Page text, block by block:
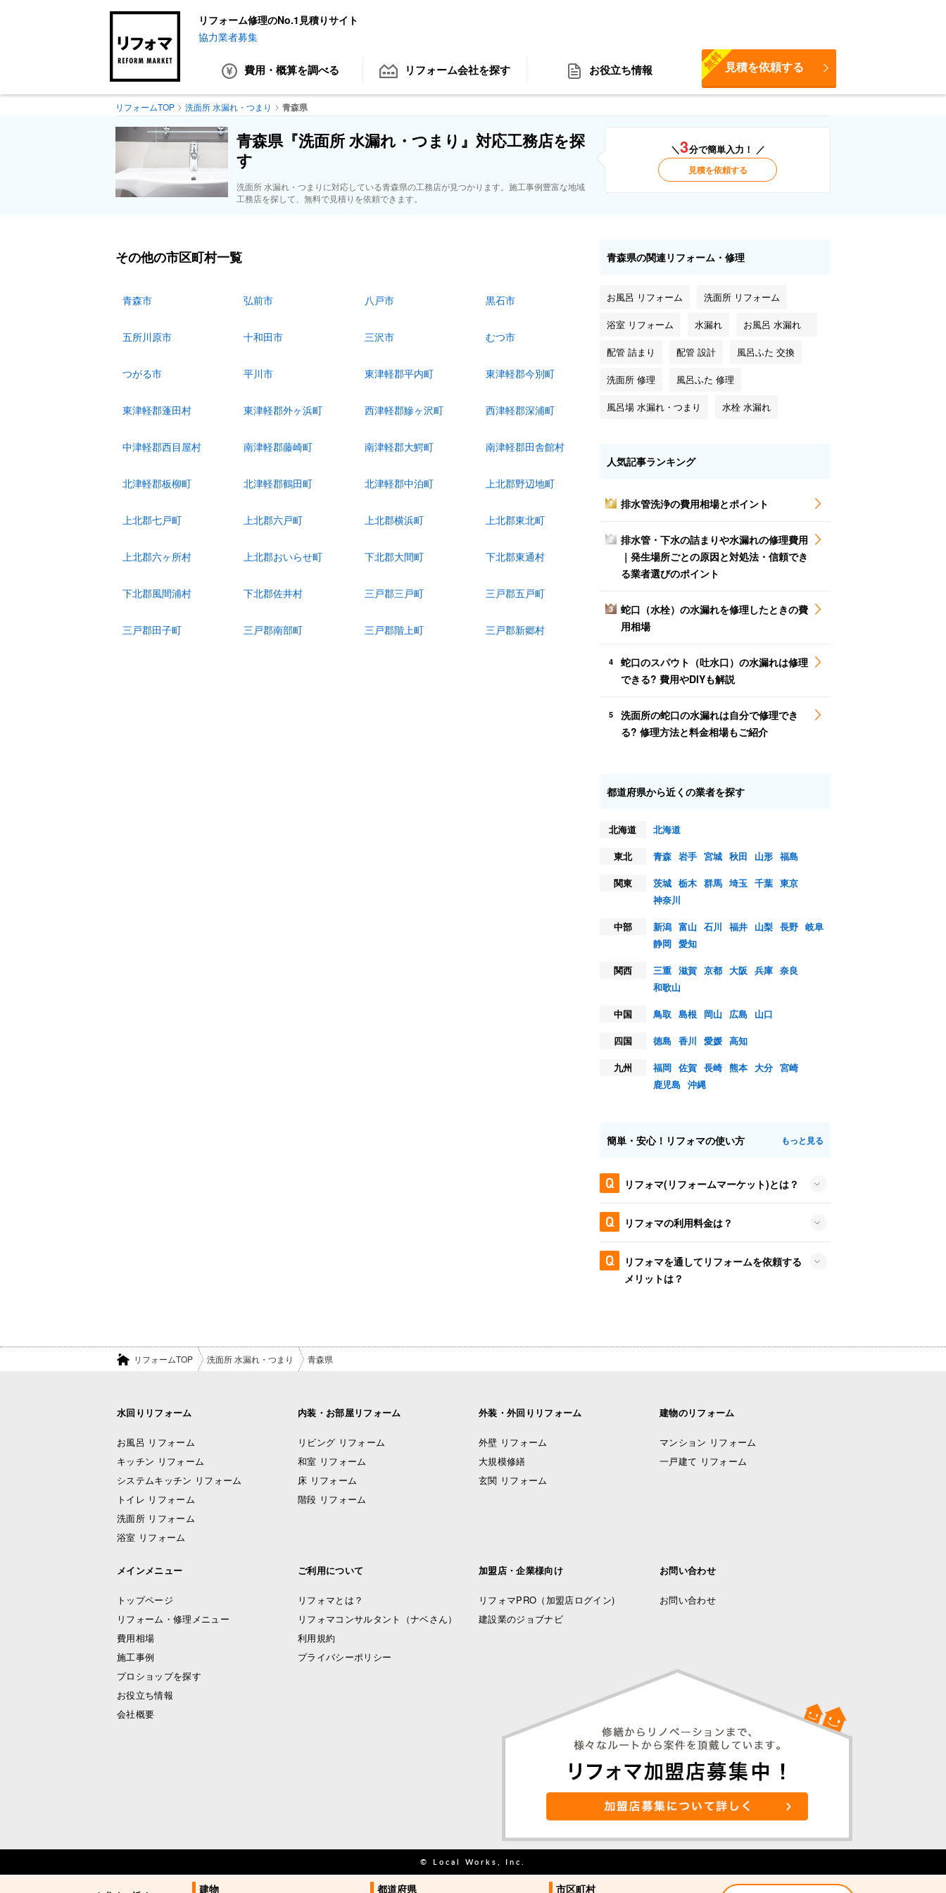
リフォーム修理のNo.1見積りサイト
協力業者募集
費用・概算を調べる リフォーム会社を探す お役立ち情報 見積を依頼する
無料
リフォームTOP 洗面所 水漏れ・つまり 青森県
青森県『洗面所 水漏れ・つまり』対応工務店を探
す
洗面所 水漏れ・つまりに対応している青森県の工務店が見つかります。施工事例豊富な地域
工務店を探して、無料で見積りを依頼できます。
＼3分で簡単入力！ ／
見積を依頼する
建物 都道府県 市区町村
その他の市区町村一覧
青森市 弘前市 八戸市 黒石市
五所川原市 十和田市 三沢市 むつ市
つがる市 平川市 東津軽郡平内町 東津軽郡今別町
東津軽郡蓬田村 東津軽郡外ヶ浜町 西津軽郡鰺ヶ沢町 西津軽郡深浦町
中津軽郡西目屋村 南津軽郡藤崎町 南津軽郡大鰐町 南津軽郡田舎館村
北津軽郡板柳町 北津軽郡鶴田町 北津軽郡中泊町 上北郡野辺地町
上北郡七戸町 上北郡六戸町 上北郡横浜町 上北郡東北町
上北郡六ヶ所村 上北郡おいらせ町 下北郡大間町 下北郡東通村
下北郡風間浦村 下北郡佐井村 三戸郡三戸町 三戸郡五戸町
三戸郡田子町 三戸郡南部町 三戸郡階上町 三戸郡新郷村
青森県の関連リフォーム・修理
お風呂 リフォーム 洗面所 リフォーム
浴室 リフォーム 水漏れ お風呂 水漏れ
配管 詰まり 配管 設計 風呂ふた 交換
洗面所 修理 風呂ふた 修理
風呂場 水漏れ・つまり 水栓 水漏れ
人気記事ランキング
1 排水管洗浄の費用相場とポイント
2
排水管・下水の詰まりや水漏れの修理費用
｜発生場所ごとの原因と対処法・信頼でき
る業者選びのポイント
3
蛇口（水栓）の水漏れを修理したときの費
用相場
4
蛇口のスパウト（吐水口）の水漏れは修理
できる? 費用やDIYも解説
5
洗面所の蛇口の水漏れは自分で修理でき
る? 修理方法と料金相場もご紹介
都道府県から近くの業者を探す
北海道
北海道
東北
青森 岩手 宮城 秋田 山形 福島
関東
茨城 栃木 群馬 埼玉 千葉 東京
神奈川
中部
新潟 富山 石川 福井 山梨 長野 岐阜
静岡 愛知
関西
三重 滋賀 京都 大阪 兵庫 奈良
和歌山
中国
鳥取 島根 岡山 広島
山口
四国
徳島 香川 愛媛 高知
九州
福岡 佐賀 長崎 熊本 大分 宮崎
鹿児島 沖縄
簡単・安心！リフォマの使い方 もっと見る
リフォマ(リフォームマーケット)とは？
リフォマの利用料金は？
リフォマを通してリフォームを依頼する
メリットは？
リフォームTOP 洗面所 水漏れ・つまり 青森県
水回りリフォーム
お風呂 リフォーム
キッチン リフォーム
システムキッチン リフォーム
トイレ リフォーム
洗面所 リフォーム
浴室 リフォーム
内装・お部屋リフォーム
リビング リフォーム
和室 リフォーム
床 リフォーム
階段 リフォーム
外装・外回りリフォーム
外壁 リフォーム
大規模修繕
玄関 リフォーム
建物のリフォーム
マンション リフォーム
一戸建て リフォーム
メインメニュー
トップページ
リフォーム・修理メニュー
費用相場
施工事例
プロショップを探す
お役立ち情報
会社概要
ご利用について
リフォマとは？
リフォマコンサルタント（ナベさん）
利用規約
プライバシーポリシー
加盟店・企業様向け
リフォマPRO （加盟店ログイン)
建設業のジョブナビ
お問い合わせ
お問い合わせ
© Local Works, Inc.
建物 都道府県 市区町村